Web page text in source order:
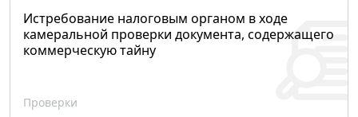
Истребование налоговым органом в ходе
камеральной проверки документа, содержащего
коммерческую тайну
Проверки